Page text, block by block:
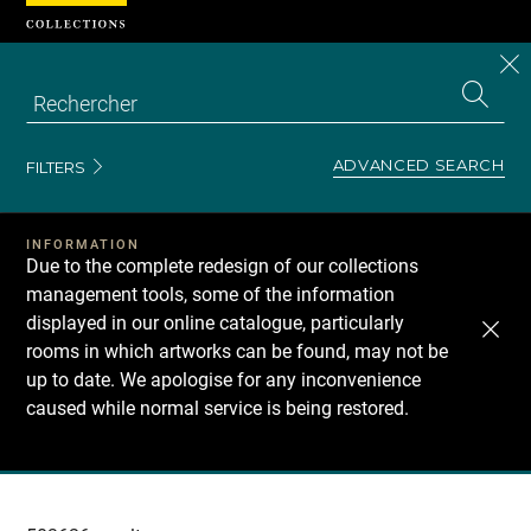
FILTERS ADVANCED SEARCH
INFORMATION
Due to the complete redesign of our collections
management tools, some of the information
displayed in our online catalogue, particularly
rooms in which artworks can be found, may not be
up to date. We apologise for any inconvenience
caused while normal service is being restored.
Recherche
Cookies management panel